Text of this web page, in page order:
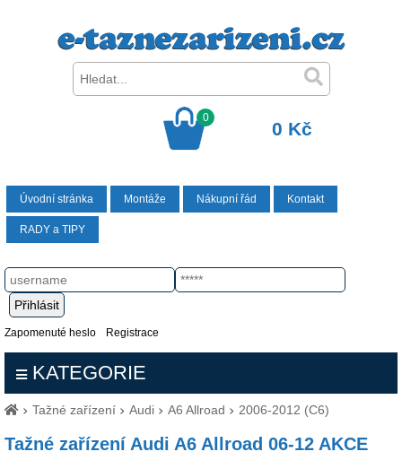
0
0 Kč
Úvodní stránka Montáže Nákupní řád Kontakt
RADY a TIPY
Zapomenuté heslo Registrace
KATEGORIE
Tažné zařízení Audi A6 Allroad 2006-2012 (C6)
Tažné zařízení Audi A6 Allroad 06-12 AKCE